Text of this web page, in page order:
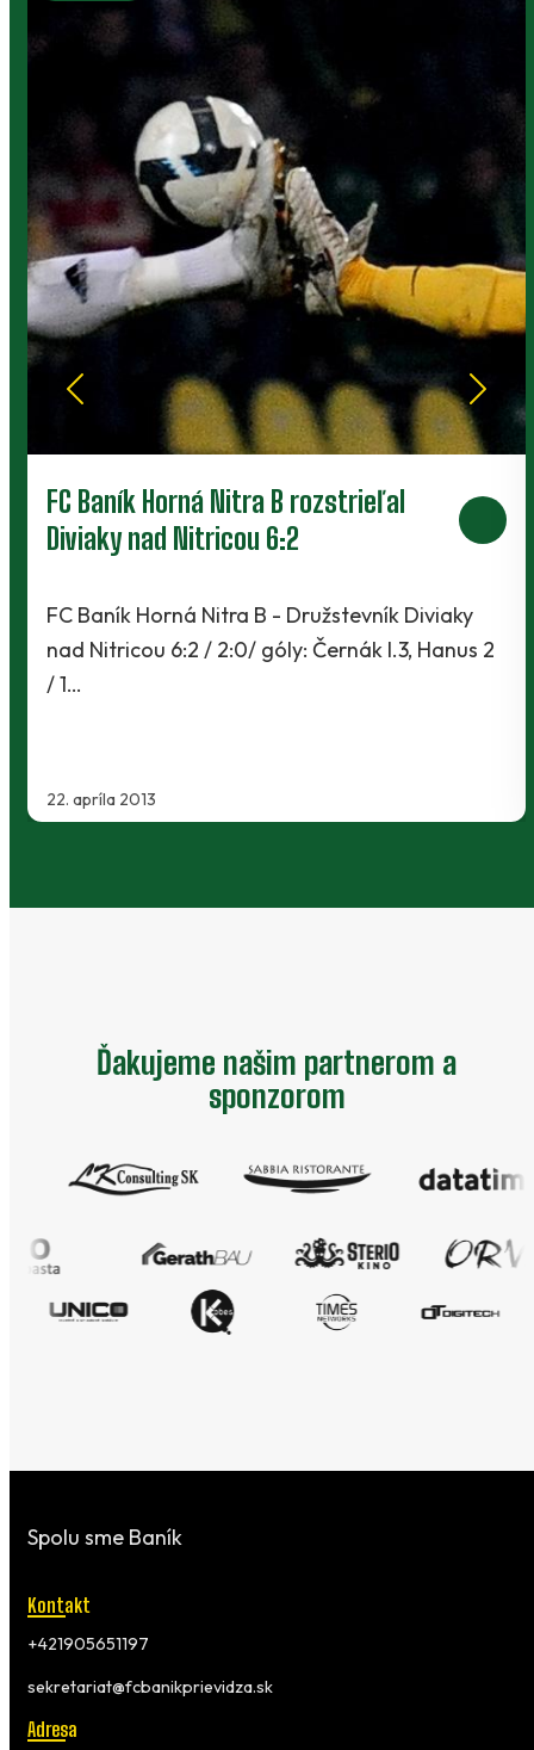
PRIATEĽSKÝ ZÁPAS S PODBREZOVOU
ZRUŠENÝ!
17. októbra 2011
Dnes sme sa dozvedeli smutnú správu, že
vzhľadom k zraneniam a chorobám v tíme
Ďakujeme našim partnerom a
sponzorom
Spolu sme Baník
Kontakt
+421905651197
sekretariat@fcbanikprievidza.sk
Adresa